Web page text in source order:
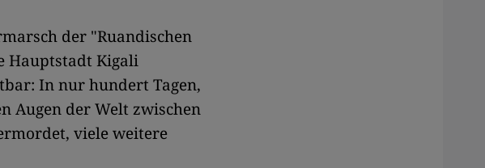
der "Ruandischen
Hauptstadt Kigali
In nur hundert Tagen,
Augen der Welt zwischen
viele weitere